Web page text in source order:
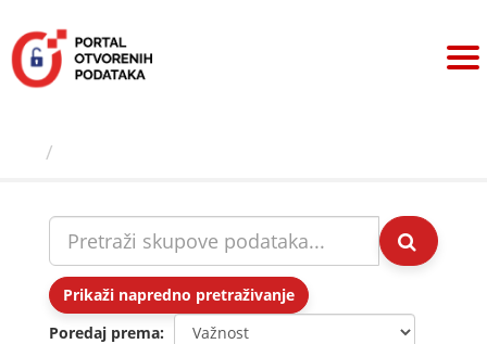
sadržaj
Prikaži napredno pretraživanje
Poredaj prema